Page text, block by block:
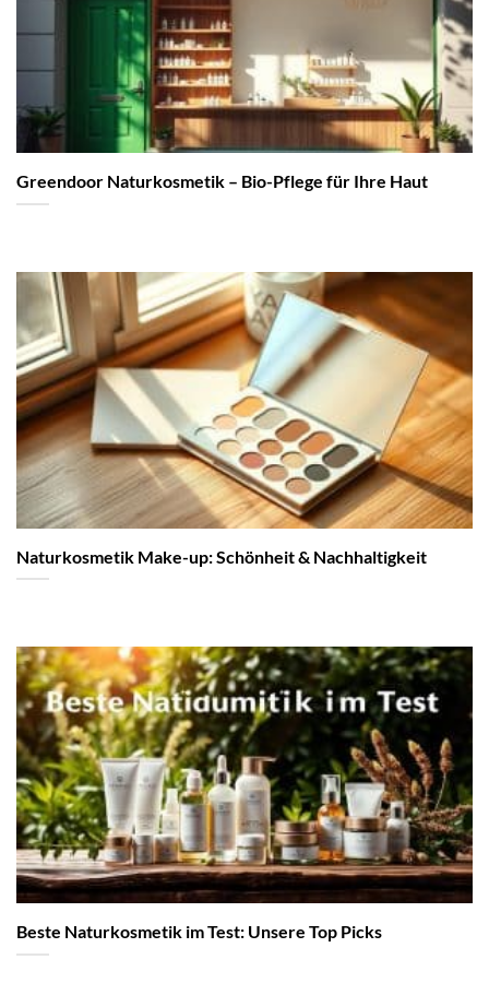
Greendoor Naturkosmetik – Bio-Pflege für Ihre Haut
Naturkosmetik Make-up: Schönheit & Nachhaltigkeit
Beste Naturkosmetik im Test: Unsere Top Picks